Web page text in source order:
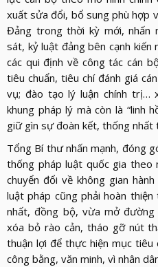
xuất sửa đổi, bổ sung phù hợp
Đảng trong thời kỳ mới, nhấn
sát, kỷ luật đảng bên cạnh
các qui định về công tác cán
tiêu chuẩn, tiêu chí đánh giá
vụ; đào tạo lý luận chính trị…
khung pháp lý mà còn là “linh
giữ gìn sự đoàn kết, thống
Tổng Bí thư nhấn mạnh, đóng
thống pháp luật quốc gia theo
chuyển đổi về không gian
luật pháp cũng phải hoàn
nhất, đồng bộ, vừa mở
xóa bỏ rào cản, tháo gỡ nút
thuận lợi để thực hiện mục tiêu
công bằng, văn minh, vì nhân